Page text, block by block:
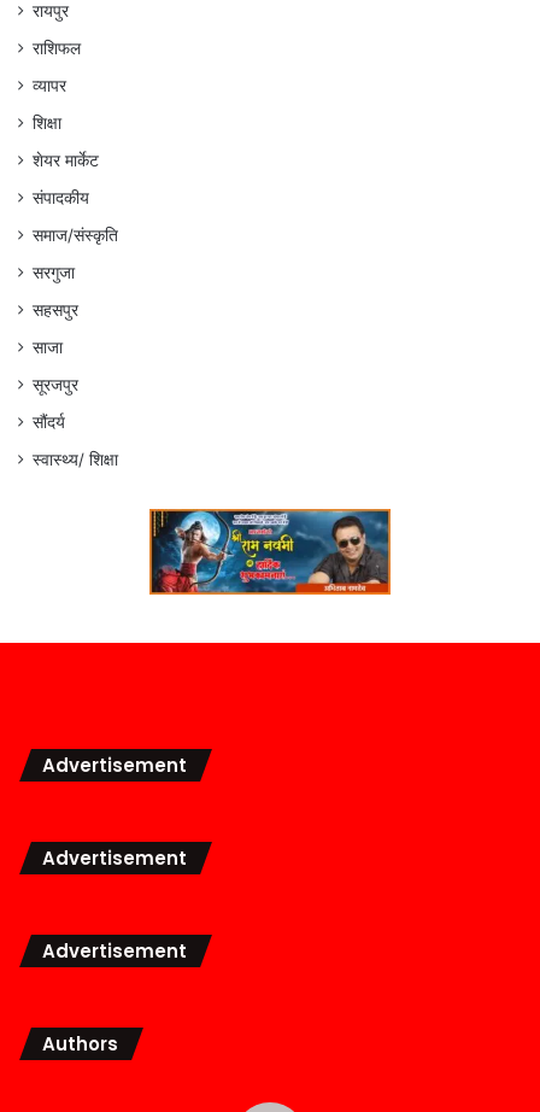
रायपुर
राशिफल
व्यापर
शिक्षा
शेयर मार्केट
संपादकीय
समाज/संस्कृति
सरगुजा
सहसपुर
साजा
सूरजपुर
सौंदर्य
स्वास्थ्य/ शिक्षा
Advertisement
Advertisement
Advertisement
Authors